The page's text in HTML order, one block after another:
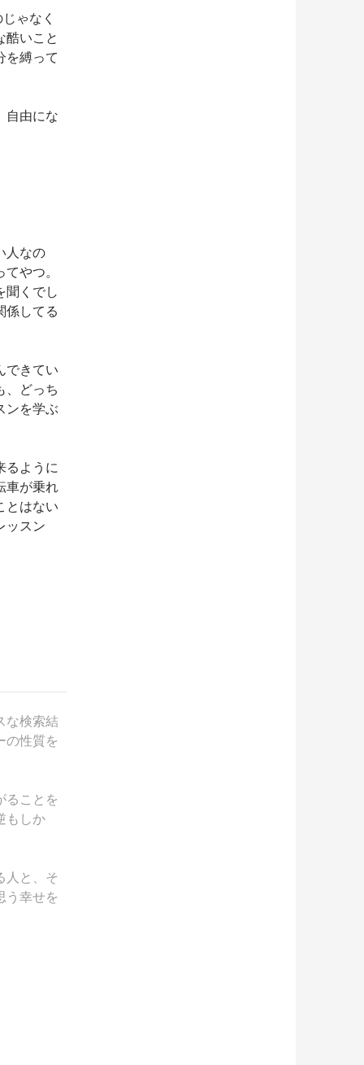
ゃなく
酷いこと
を縛って
自由にな
人なの
やつ。
聞くでし
係してる
できてい
、どっち
ンを学ぶ
るように
車が乗れ
とはない
ッスン
な検索結
の性質を
ることを
もしか
人と、そ
う幸せを